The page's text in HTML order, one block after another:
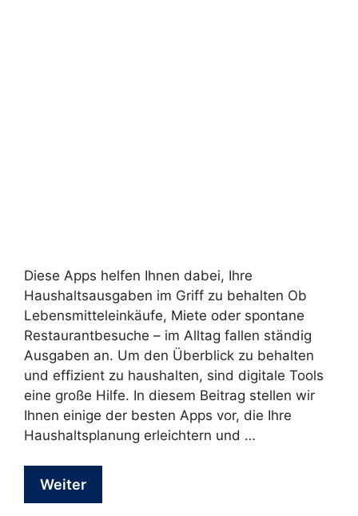
Diese Apps helfen Ihnen dabei, Ihre
Haushaltsausgaben im Griff zu behalten Ob
Lebensmitteleinkäufe, Miete oder spontane
Restaurantbesuche – im Alltag fallen ständig
Ausgaben an. Um den Überblick zu behalten
und effizient zu haushalten, sind digitale Tools
eine große Hilfe. In diesem Beitrag stellen wir
Ihnen einige der besten Apps vor, die Ihre
Haushaltsplanung erleichtern und …
Weiter